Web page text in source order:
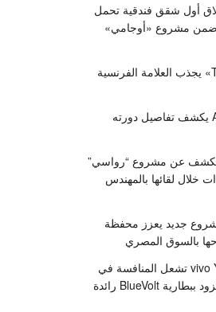
أول شقق فندقية تحمل
ضمن مشروع «أوجامي»
تحالف ريدكون بروبرتيز و«TMT» يجذب العلامة الفرنسية
مهرجان “هي الفنون Arts- “She يكشف تفاصيل دورته
تكشف عن مشروع “رواسي”
خلال لقائها بالمهندس
جديد يعزز محفظة
بالسوق المصري
أكبر بطارية في تاريخ سلسلة vivo Y تشعل المنافسة في
مصر مع إطلاق vivo Y500، المزود ببطارية BlueVolt رائدة